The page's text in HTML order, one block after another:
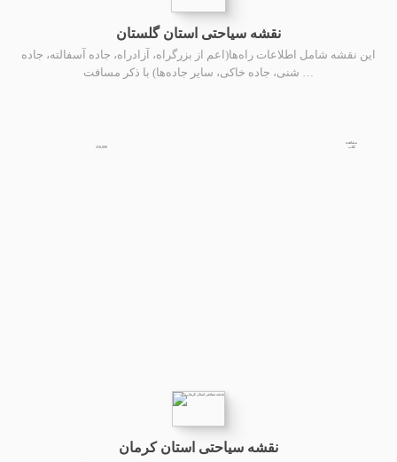
نقشه سیاحتی استان گلستان
این نقشه شامل اطلاعات راه‌ها(اعم از بزرگراه، آزادراه، جاده آسفالته، جاده
شنی، جاده خاکی، سایر جاده‌ها) با ذکر مسافت …
250,000
مشاهده
کتاب
نقشه سیاحتی استان کرمان